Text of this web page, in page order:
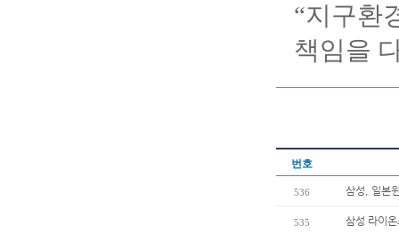
“지구환
책임을
번호
536 삼성, 일본
535 삼성 라이